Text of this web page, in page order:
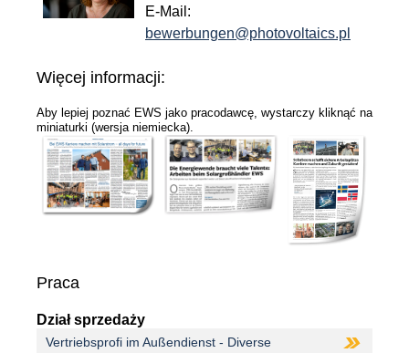
Jobs/Studien
E-Mail:
bewerbungen@photovoltaics.pl
Więcej informacji:
Aby lepiej poznać EWS jako pracodawcę, wystarczy kliknąć na
miniaturki (wersja niemiecka).
Praca
Dział sprzedaży
Vertriebsprofi im Außendienst - Diverse